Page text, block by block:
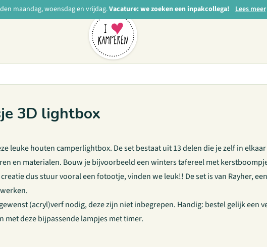
maandag, woensdag en vrijdag.Vacature: we zoeken een inpakcollega! Lees meer
3D lightbox
leuke houten camperlightbox. De set bestaat uit 13 delen die je zelf in
en materialen. Bouw je bijvoorbeeld een winters tafereel met
dus stuur vooral een fotootje, vinden we leuk!! De set is van Rayher,
(acryl)verf nodig, deze zijn niet inbegrepen. Handig: bestel gelijk een
met dezebijpassende lampjes met timer.